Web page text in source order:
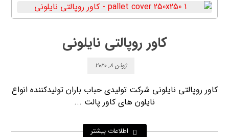
کاور روپالتی نایلونی
ژوئن ۸, ۲۰۲۰
کاور روپالتی نایلونی شرکت تولیدی حباب باران تولیدکننده انواع
نایلون های کاور پالت ...
اطلاعات بیشتر